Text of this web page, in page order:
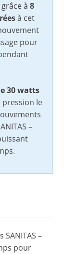
à 8
à cet
pour
30 watts
pression le
–
–
pour